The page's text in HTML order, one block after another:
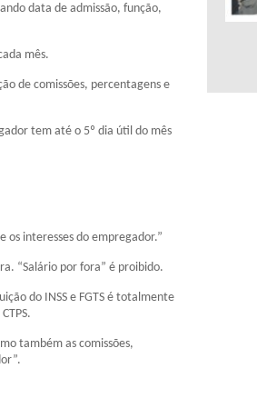
data de admissão, função,
mês.
de comissões, percentagens e
tem até o 5º dia útil do mês
os interesses do empregador.”
“Salário por fora” é proibido.
do INSS e FGTS é totalmente
também as comissões,